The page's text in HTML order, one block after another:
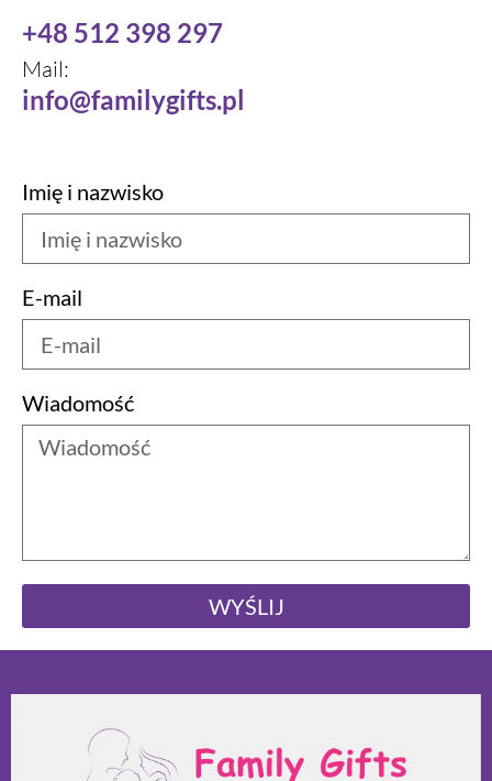
+48 512 398 297
Mail:
info@familygifts.pl
Imię i nazwisko
E-mail
Wiadomość
WYŚLIJ